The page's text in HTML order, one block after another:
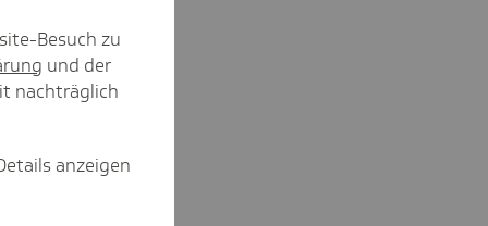
Besuch zu
und der
nachträglich
anzeigen